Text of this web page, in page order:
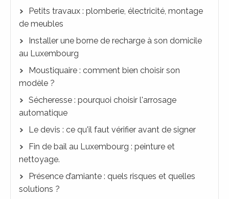
Petits travaux : plomberie, électricité, montage
de meubles
Installer une borne de recharge à son domicile
au Luxembourg
Moustiquaire : comment bien choisir son
modèle ?
Sécheresse : pourquoi choisir l'arrosage
automatique
Le devis : ce qu'il faut vérifier avant de signer
Fin de bail au Luxembourg : peinture et
nettoyage.
Présence d’amiante : quels risques et quelles
solutions ?